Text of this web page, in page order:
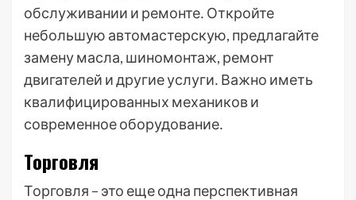
обслуживании и ремонте․ Откройте
небольшую автомастерскую, предлагайте
замену масла, шиномонтаж, ремонт
двигателей и другие услуги․ Важно иметь
квалифицированных механиков и
современное оборудование․
Торговля
Торговля – это еще одна перспективная